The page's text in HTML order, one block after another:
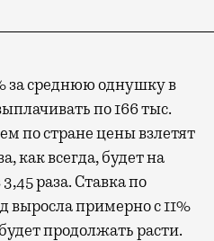
за среднюю однушку в
по 166 тыс.
по стране цены взлетят
как всегда, будет на
раза. Ставка по
выросла примерно с 11%
продолжать расти.